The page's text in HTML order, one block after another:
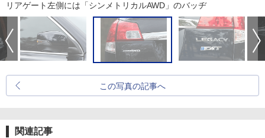
リアゲート左側には「シンメトリカルAWD」のバッヂ
この写真の記事へ
関連記事